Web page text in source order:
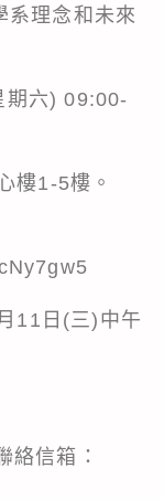
系理念和未來
期六) 09:00-
樓1-5樓。
11日(三)中午
絡信箱：